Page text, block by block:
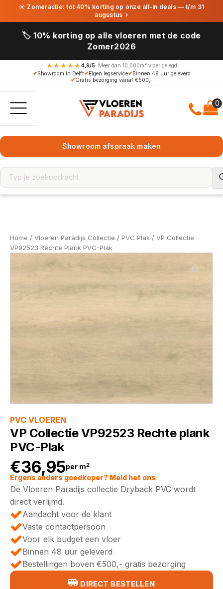
☀ Zomeractie: tot 40% korting op onze all-in deals — t/m 31
augustus ›
🏷️ 10% korting op alle vloeren met de code
Zomer2026
★★★★★ 4,9/5· Meer dan 10.000m² vloer gelegd
✔Showroom in Delft✔Eigen legservice✔Binnen 48 uur geleverd
✔Gratis bezorging vanaf €500,-
Showroom afspraak maken
Home / Vloeren Paradijs Collectie / PVC Plak / VP Collectie
VP92523 Rechte Plank PVC-Plak
PVC VLOEREN
VP Collectie VP92523 Rechte plank
PVC-Plak
€36,95per m2
Ergens anders goedkoper? Meld het ons
De Vloeren Paradijs collectie Dryback PVC wordt
direct verlijmd.
Aandacht voor de klant
Vaste contactpersoon
Voor elk budget een vloer
Binnen 48 uur geleverd
Bestellingen boven €500,- gratis bezorging
DIRECT BESTELLEN